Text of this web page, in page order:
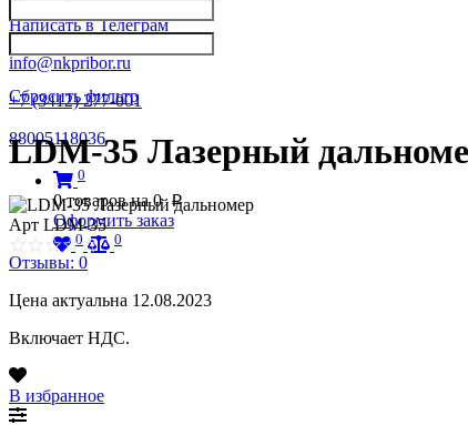
Написать в Телеграм
info@nkpribor.ru
+7 (3412) 277-001
88005118036
0
0 товаров на0 p
Оформить заказ
0 0
Сбросить фильтр
LDM-35 Лазерный
Арт LDM-35
Отзывы: 0
Цена актуальна 12.08.2023
Включает НДС.
В избранное